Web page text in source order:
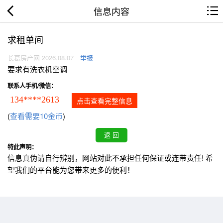
信息内容
求租单间
长葛房产网 2026.08.07 举报
要求有洗衣机空调
联系人手机/微信：
134****2613 点击查看完整信息
(查看需要10金币)
特此声明：
信息真伪请自行辨别，网站对此不承担任何保证或连带责任! 希
望我们的平台能为您带来更多的便利！